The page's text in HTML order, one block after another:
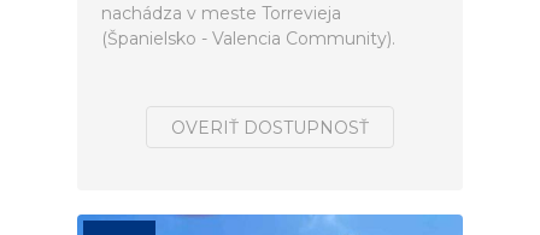
nachádza v meste Torrevieja
(Španielsko - Valencia Community).
OVERIŤ DOSTUPNOSŤ